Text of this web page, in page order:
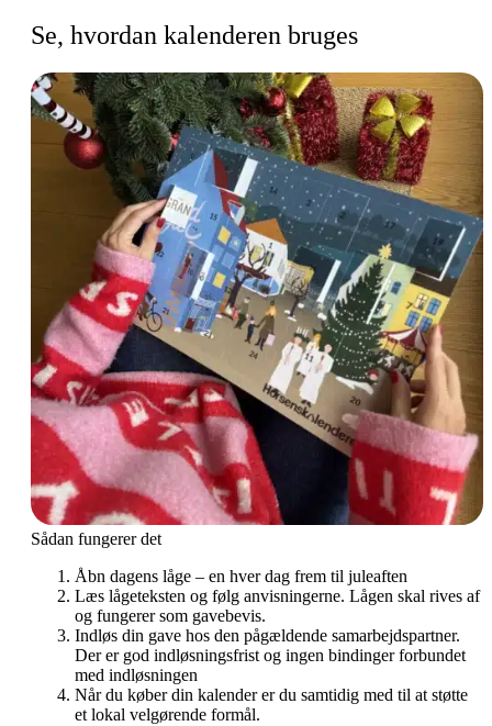
Se, hvordan kalenderen bruges
Sådan fungerer det
Åbn dagens låge – en hver dag frem til juleaften
Læs lågeteksten og følg anvisningerne. Lågen skal rives af
og fungerer som gavebevis.
Indløs din gave hos den pågældende samarbejdspartner.
Der er god indløsningsfrist og ingen bindinger forbundet
med indløsningen
Når du køber din kalender er du samtidig med til at støtte
et lokal velgørende formål.